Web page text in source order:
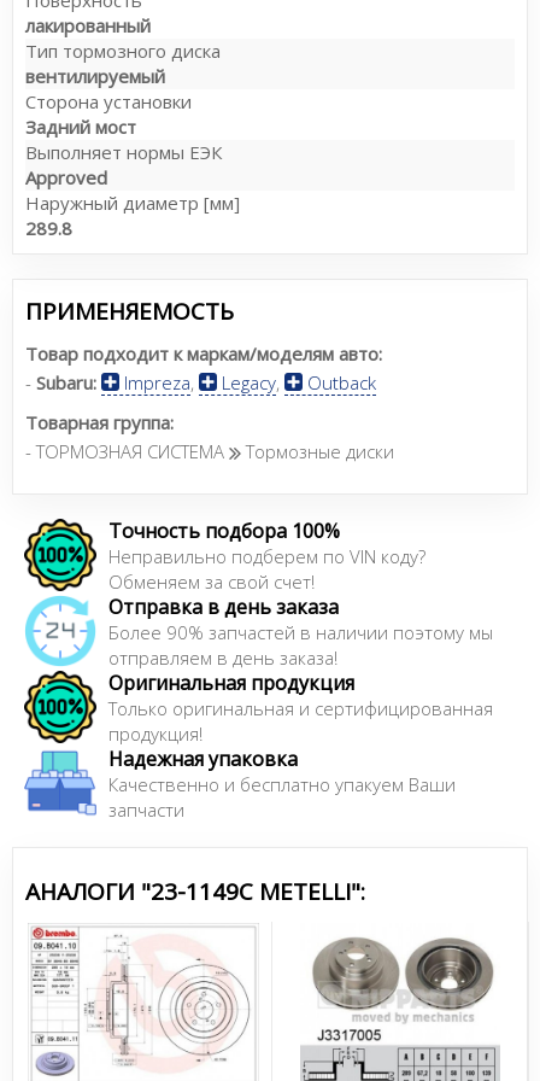
лакированный
Тип тормозного диска
вентилируемый
Сторона установки
Задний мост
Выполняет нормы ЕЭК
Approved
Наружный диаметр [мм]
289.8
ПРИМЕНЯЕМОСТЬ
Товар подходит к маркам/моделям авто:
- Subaru: Impreza, Legacy,
Outback
Товарная группа:
- ТОРМОЗНАЯ СИСТЕМА
Тормозные диски
Точность подбора 100%
Неправильно подберем по VIN коду?
Обменяем за свой счет!
Отправка в день заказа
Более 90% запчастей в наличии поэтому мы
отправляем в день заказа!
Оригинальная продукция
Только оригинальная и сертифицированная
продукция!
Надежная упаковка
Качественно и бесплатно упакуем Ваши
запчасти
АНАЛОГИ "23-1149C METELLI":